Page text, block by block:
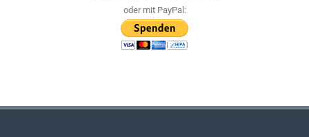
oder mit PayPal: